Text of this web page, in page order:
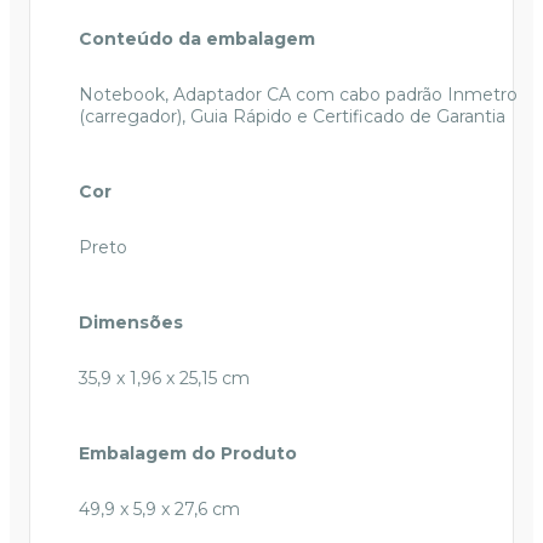
Conteúdo da embalagem
Notebook, Adaptador CA com cabo padrão Inmetro
(carregador), Guia Rápido e Certificado de Garantia
Cor
Preto
Dimensões
35,9 x 1,96 x 25,15 cm
Embalagem do Produto
49,9 x 5,9 x 27,6 cm